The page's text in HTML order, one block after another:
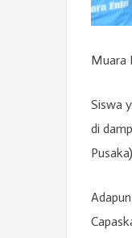
Muara
Siswa
di